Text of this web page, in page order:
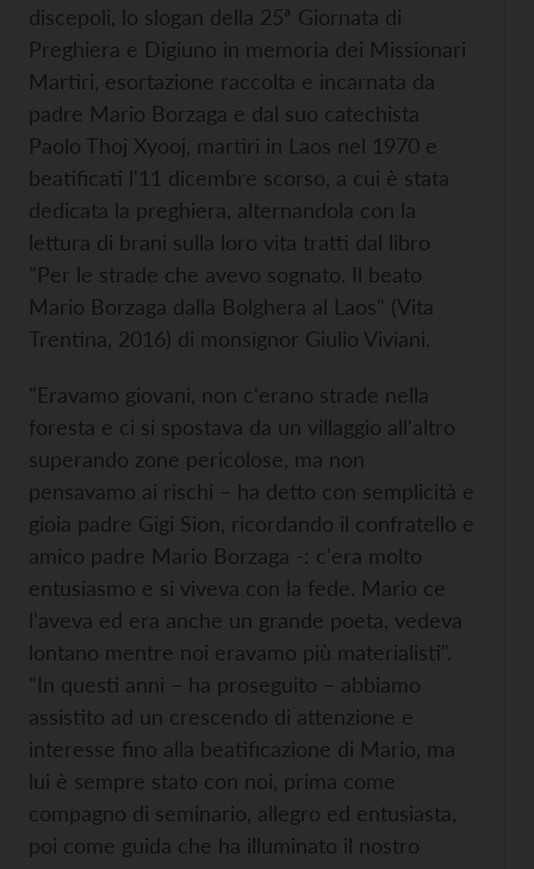
discepoli, lo slogan della 25ª Giornata di
Preghiera e Digiuno in memoria dei Missionari
Martiri, esortazione raccolta e incarnata da
padre Mario Borzaga e dal suo catechista
Paolo Thoj Xyooj, martiri in Laos nel 1970 e
beatificati l'11 dicembre scorso, a cui è stata
dedicata la preghiera, alternandola con la
lettura di brani sulla loro vita tratti dal libro
"Per le strade che avevo sognato. Il beato
Mario Borzaga dalla Bolghera al Laos" (Vita
Trentina, 2016) di monsignor Giulio Viviani.
"Eravamo giovani, non c'erano strade nella
foresta e ci si spostava da un villaggio all'altro
superando zone pericolose, ma non
pensavamo ai rischi – ha detto con semplicità e
gioia padre Gigi Sion, ricordando il confratello e
amico padre Mario Borzaga -: c'era molto
entusiasmo e si viveva con la fede. Mario ce
l'aveva ed era anche un grande poeta, vedeva
lontano mentre noi eravamo più materialisti".
"In questi anni – ha proseguito – abbiamo
assistito ad un crescendo di attenzione e
interesse fino alla beatificazione di Mario, ma
lui è sempre stato con noi, prima come
compagno di seminario, allegro ed entusiasta,
poi come guida che ha illuminato il nostro